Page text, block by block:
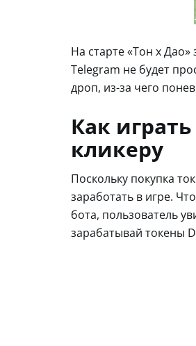
На старте «Тон х
Telegram не будет
дроп, из-за чего
Как
кликеру
Поскольку покупка
заработать в игре.
бота, пользователь
зарабатывай токены